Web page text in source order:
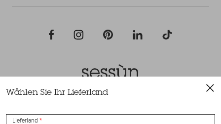
Wählen Sie Ihr Lieferland
Lieferland